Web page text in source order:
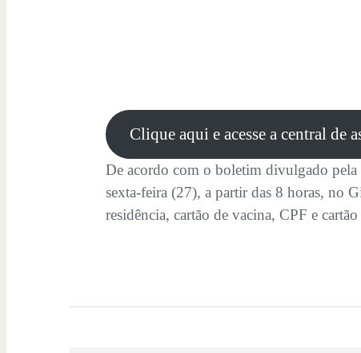
Clique aqui e acesse a central de
De acordo com o boletim divulgado pela
sexta-feira (27), a partir das 8 horas, no
residência, cartão de vacina, CPF e